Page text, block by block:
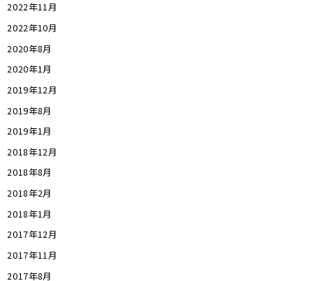
2022年11月
2022年10月
2020年8月
2020年1月
2019年12月
2019年8月
2019年1月
2018年12月
2018年8月
2018年2月
2018年1月
2017年12月
2017年11月
2017年8月